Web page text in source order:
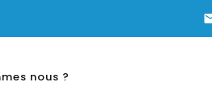
nous ?